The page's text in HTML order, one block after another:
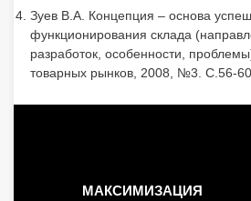
Зуев В.А. Концепция – основа
функционирования склада
разработок, особенности,
товарных рынков, 2008, №3. С.56-60.
МАКСИМИЗАЦИЯ